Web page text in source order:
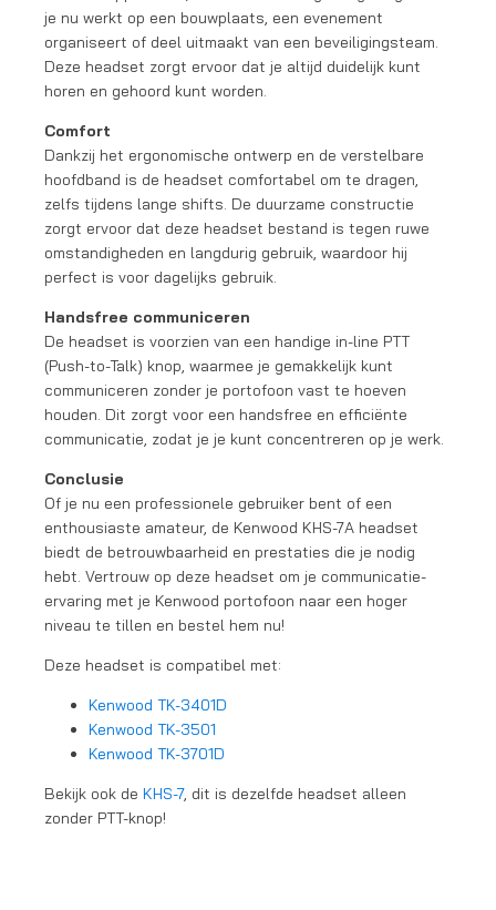
je nu werkt op een bouwplaats, een evenement
organiseert of deel uitmaakt van een beveiligingsteam.
Deze headset zorgt ervoor dat je altijd duidelijk kunt
horen en gehoord kunt worden.
Comfort
Dankzij het ergonomische ontwerp en de verstelbare
hoofdband is de headset comfortabel om te dragen,
zelfs tijdens lange shifts. De duurzame constructie
zorgt ervoor dat deze headset bestand is tegen ruwe
omstandigheden en langdurig gebruik, waardoor hij
perfect is voor dagelijks gebruik.
Handsfree communiceren
De headset is voorzien van een handige in-line PTT
(Push-to-Talk) knop, waarmee je gemakkelijk kunt
communiceren zonder je portofoon vast te hoeven
houden. Dit zorgt voor een handsfree en efficiënte
communicatie, zodat je je kunt concentreren op je werk.
Conclusie
Of je nu een professionele gebruiker bent of een
enthousiaste amateur, de Kenwood KHS-7A headset
biedt de betrouwbaarheid en prestaties die je nodig
hebt. Vertrouw op deze headset om je communicatie-
ervaring met je Kenwood portofoon naar een hoger
niveau te tillen en bestel hem nu!
Deze headset is compatibel met:
Kenwood TK-3401D
Kenwood TK-3501
Kenwood TK-3701D
Bekijk ook de KHS-7, dit is dezelfde headset alleen
zonder PTT-knop!